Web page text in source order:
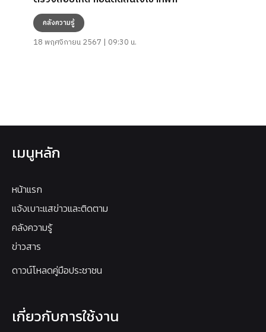
คลังความรู้
18 พฤศจิกายน 2567 | 09:30 น.
เมนูหลัก
หน้าแรก
แจ้งเบาะแสข่าวและติดตาม
คลังความรู้
ข่าวสาร
ดาวน์โหลดคู่มือประชาชน
เกี่ยวกับการใช้งาน